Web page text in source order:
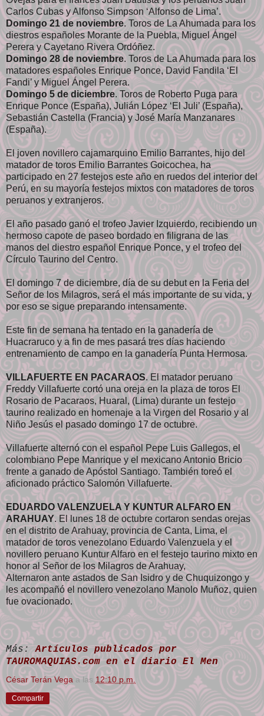
Carlos Cubas y Alfonso Simpson ‘Alfonso de Lima’.
Domingo 21 de noviembre. Toros de La Ahumada para los
diestros españoles Morante de la Puebla, Miguel Ángel
Perera y Cayetano Rivera Ordóñez.
Domingo 28 de noviembre. Toros de La Ahumada para los
matadores españoles Enrique Ponce, David Fandila ‘El
Fandi’ y Miguel Ángel Perera.
Domingo 5 de diciembre. Toros de Roberto Puga para
Enrique Ponce (España), Julián López ‘El Juli’ (España),
Sebastián Castella (Francia) y José María Manzanares
(España).
El joven novillero cajamarquino Emilio Barrantes, hijo del
matador de toros Emilio Barrantes Goicochea, ha
participado en 27 festejos este año en ruedos del interior del
Perú, en su mayoría festejos mixtos con matadores de toros
peruanos y extranjeros.
El año pasado ganó el trofeo Javier Izquierdo, recibiendo un
hermoso capote de paseo bordado en filigrana de las
manos del diestro español Enrique Ponce, y el trofeo del
Círculo Taurino del Centro.
El domingo 7 de diciembre, día de su debut en la Feria del
Señor de los Milagros, será el más importante de su vida, y
por eso se sigue preparando intensamente.
Este fin de semana ha tentado en la ganadería de
Huacraruco y a fin de mes pasará tres días haciendo
entrenamiento de campo en la ganadería Punta Hermosa.
VILLAFUERTE EN PACARAOS. El matador peruano
Freddy Villafuerte cortó una oreja en la plaza de toros El
Rosario de Pacaraos, Huaral, (Lima) durante un festejo
taurino realizado en homenaje a la Virgen del Rosario y al
Niño Jesús el pasado domingo 17 de octubre.
Villafuerte alternó con el español Pepe Luis Gallegos, el
colombiano Pepe Manrique y el mexicano Antonio Bricio
frente a ganado de Apóstol Santiago. También toreó el
aficionado práctico Salomón Villafuerte.
EDUARDO VALENZUELA Y KUNTUR ALFARO EN
ARAHUAY. El lunes 18 de octubre cortaron sendas orejas
en el distrito de Arahuay, provincia de Canta, Lima, el
matador de toros venezolano Eduardo Valenzuela y el
novillero peruano Kuntur Alfaro en el festejo taurino mixto en
honor al Señor de los Milagros de Arahuay,
Alternaron ante astados de San Isidro y de Chuquizongo y
les acompañó el novillero venezolano Manolo Muñoz, quien
fue ovacionado.
Más:Artículos publicados por
TAUROMAQUIAS.com en el diario El Men
César Terán Vega a las 12:10 p.m.
Compartir